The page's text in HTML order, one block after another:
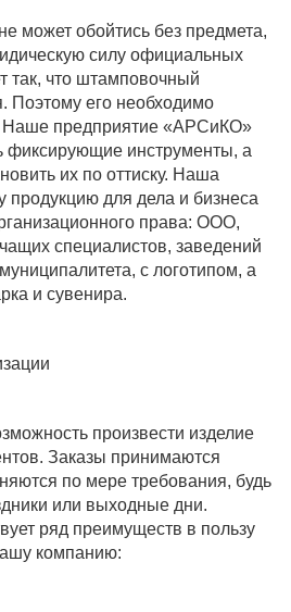
может обойтись без предмета,
силу официальных
так, что штамповочный
Поэтому его необходимо
Наше предприятие «АРСиКО»
фиксирующие инструменты, а
их по оттиску. Наша
продукцию для дела и бизнеса
права: ООО,
специалистов, заведений
с логотипом, а
и сувенира.
произвести изделие
Заказы принимаются
по мере требования, будь
или выходные дни.
ряд преимуществ в пользу
компанию: